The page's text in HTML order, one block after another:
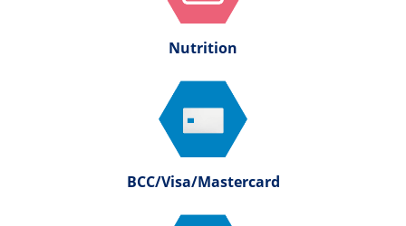
Nutrition
BCC/Visa/Mastercard